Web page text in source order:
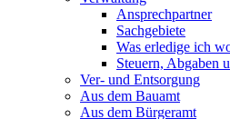
Ansprechpartner
Sachgebiete
Was erledige ich
Steuern, Abgaben
Ver- und Entsorgung
Aus dem Bauamt
Aus dem Bürgeramt